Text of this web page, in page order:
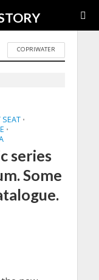
COPRIWATER
•
•
series
Some